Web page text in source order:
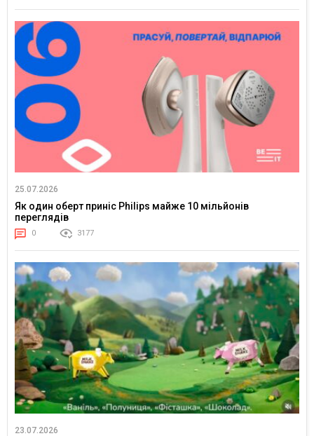
25.07.2026
Як один оберт приніс Philips майже 10 мільйонів
переглядів
0 3177
23.07.2026